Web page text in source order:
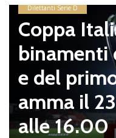
D, gli ab
in progr
agosto